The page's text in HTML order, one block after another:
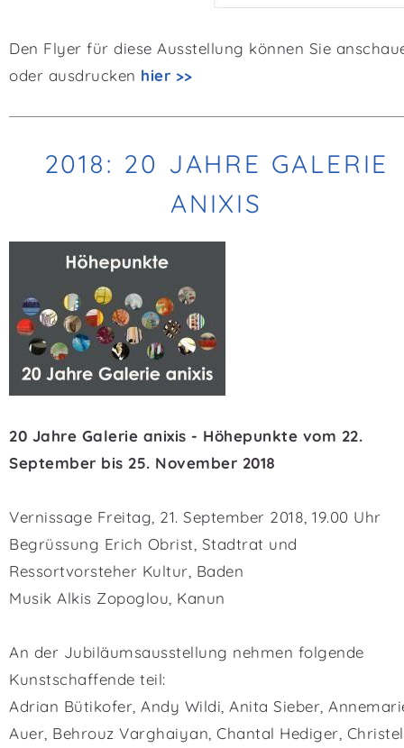
Den Flyer für diese Ausstellung können Sie
oder ausdrucken hier >>
2018: 20 JAHRE GALERIE
ANIXIS
20 Jahre Galerie anixis - Höhepunkte vom 22.
September bis 25. November 2018
Vernissage Freitag, 21. September 2018, 19.00 Uhr
Begrüssung Erich Obrist, Stadtrat und
Ressortvorsteher Kultur, Baden
Musik Alkis Zopoglou, Kanun
An der Jubiläumsausstellung nehmen folgende
Kunstschaffende teil:
Adrian Bütikofer, Andy Wildi, Anita Sieber,
Auer, Behrouz Varghaiyan, Chantal Hediger, Christel